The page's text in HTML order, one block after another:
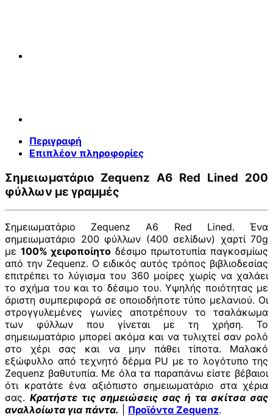
Περιγραφή
Επιπλέον πληροφορίες
Σημειωματάριο Zequenz A6 Red Lined 200
φύλλων με γραμμές
Σημειωματάριο Zequenz A6 Red Lined. Ένα
σημειωματάριο 200 φύλλων (400 σελίδων) χαρτί 70g
με 100% χειροποίητο δέσιμο πρωτοτυπία παγκοσμίως
από την Zequenz. Ο ειδικός αυτός τρόπος βιβλιοδεσίας
επιτρέπει το λύγισμα του 360 μοίρες χωρίς να χαλάει
το σχήμα του και το δέσιμο του. Υψηλής ποιότητας με
άριστη συμπεριφορά σε οποιοδήποτε τύπο μελανιού. Οι
στρογγυλεμένες γωνίες αποτρέπουν το τσαλάκωμα
των φύλλων που γίνεται με τη χρήση. Το
σημειωματάριο μπορεί ακόμα και να τυλιχτεί σαν ρολό
στο χέρι σας και να μην πάθει τίποτα. Μαλακό
εξώφυλλο από τεχνητό δέρμα PU με το λογότυπο της
Zequenz βαθυτυπία. Με όλα τα παραπάνω είστε βέβαιοι
ότι κρατάτε ένα αξιόπιστο σημειωματάριο στα χέρια
σας. Κρατήστε τις σημειώσεις σας ή τα σκίτσα σας
αναλλοίωτα για πάντα.
Προϊόντα Zequenz.